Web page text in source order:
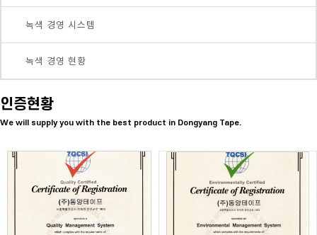
녹색 경영 시스템
녹색 경영 현황
인증현황
We will supply you with the best product in Dongyang Tape.